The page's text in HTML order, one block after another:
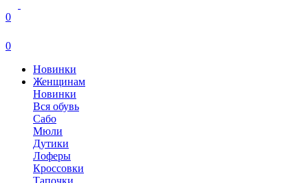
0
0
Новинки
Женщинам
Новинки
Вся обувь
Сабо
Мюли
Дутики
Лоферы
Кроссовки
Тапочки